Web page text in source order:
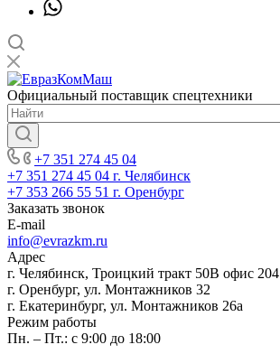
Официальный поставщик спецтехники
+7 351 274 45 04
+7 351 274 45 04 г. Челябинск
+7 353 266 55 51 г. Оренбург
Заказать звонок
E-mail
info@evrazkm.ru
Адрес
г. Челябинск, Троицкий тракт 50В офис 204
г. Оренбург, ул. Монтажников 32
г. Екатеринбург, ул. Монтажников 26а
Режим работы
Пн. – Пт.: с 9:00 до 18:00